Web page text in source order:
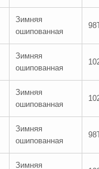
Зимняя
ошипованная
Зимняя
ошипованная
Зимняя
ошипованная
Зимняя
ошипованная
Зимняя